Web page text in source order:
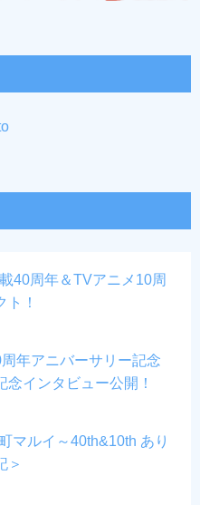
40周年＆TVアニメ10周
！
年アニバーサリー記念
インタビュー公開！
マルイ～40th&10th あり
＞